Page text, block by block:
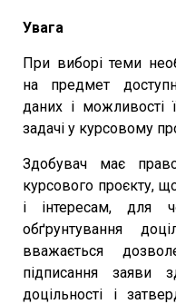
Увага
При виборі теми
на предмет
даних і можливості
задачі у курсовому
Здобувач має
курсового проєкту,
і інтересам, для
обґрунтування
вважається
підписання заяви
доцільності і